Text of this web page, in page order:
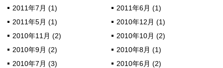
2011年7月 (1)
2011年6月 (1)
2011年5月 (1)
2010年12月 (1)
2010年11月 (2)
2010年10月 (2)
2010年9月 (2)
2010年8月 (1)
2010年7月 (3)
2010年6月 (2)